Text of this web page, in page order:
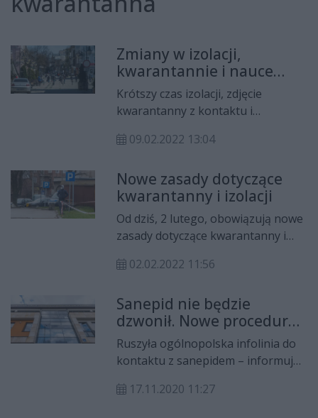
Zmiany w izolacji,
kwarantannie i nauce
zdalnej
Krótszy czas izolacji, zdjęcie
kwarantanny z kontaktu i
stacjonarnej - m.in. takie zmiany
edukacji. Zmiany zaczną
obowiązywać od 15 lutego.
09.02.2022 13:04
Nowe zasady dotyczące
kwarantanny i izolacji
Od dziś, 2 lutego, obowiązują nowe
zasady dotyczące kwarantanny i
udzielających świadczeń chorym na
funkcjonariuszy.
02.02.2022 11:56
Sanepid nie będzie
dzwonił. Nowe procedury
w sprawie kwarantanny
Ruszyła ogólnopolska infolinia do
kontaktu z sanepidem – informuje
Teraz informację o nałożonej
17.11.2020 11:27